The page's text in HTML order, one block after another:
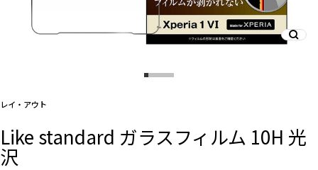
デザインから探す
レイ・アウト
Like standard ガラスフィルム 10H 光
沢